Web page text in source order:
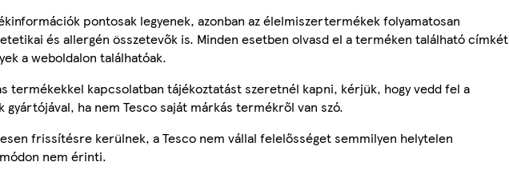
pontosak legyenek, azonban az élelmiszertermékek folyamatosan
és allergén összetevők is. Minden esetben olvasd el a terméken található címkét
a weboldalon találhatóak.
termékekkel kapcsolatban tájékoztatást szeretnél kapni, kérjük, hogy vedd fel a
ha nem Tesco saját márkás termékről van szó.
frissítésre kerülnek, a Tesco nem vállal felelősséget semmilyen helytelen
nem érinti.